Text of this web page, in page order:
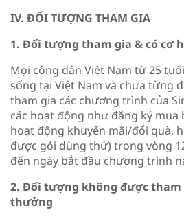
IV. ĐỐI TƯỢNG THAM GIA
1. Đối tượng tham gia & có cơ
Mọi công dân Việt Nam từ 25
sống tại Việt Nam và chưa từng
tham gia các chương trình của
các hoạt động như đăng ký mua
hoạt động khuyến mãi/đổi quà,
được gói dùng thử) trong vòng
đến ngày bắt đầu chương trình
2. Đối tượng không được tham
thưởng